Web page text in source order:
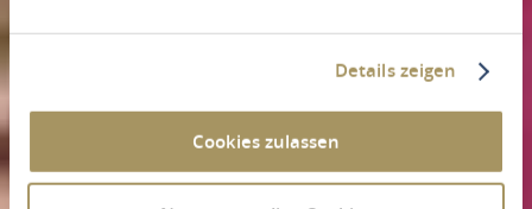
Details zeigen
Cookies zulassen